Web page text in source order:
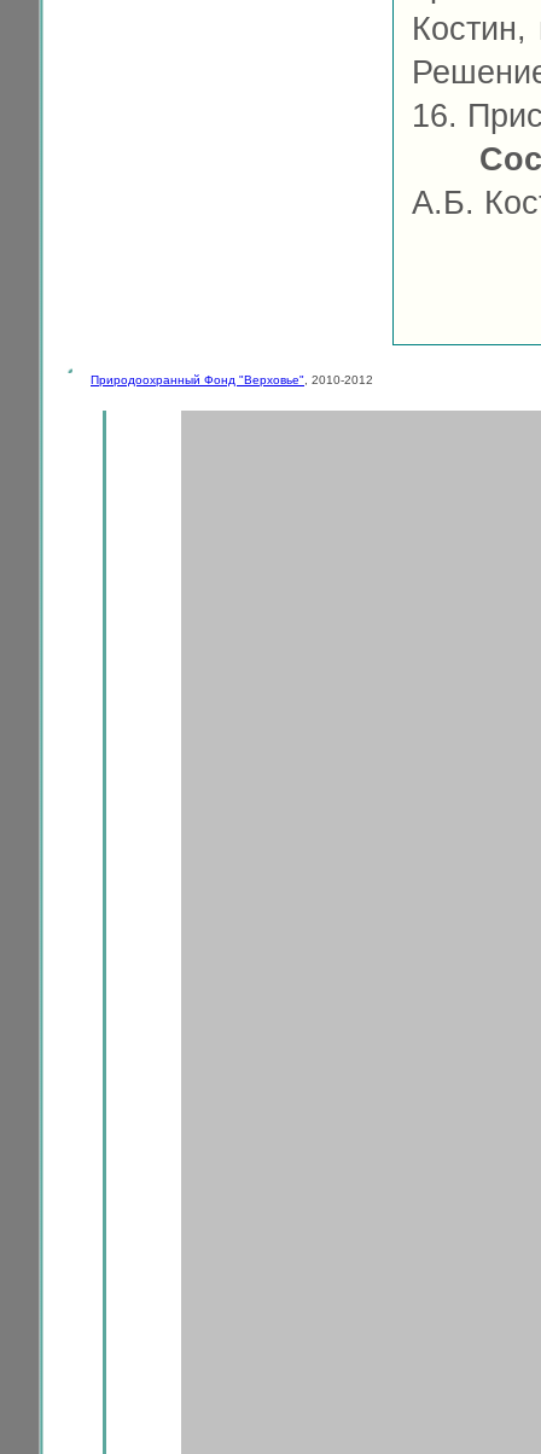
16.
А.Б.
Природоохранный Фонд "Верховье" , 2010-2012